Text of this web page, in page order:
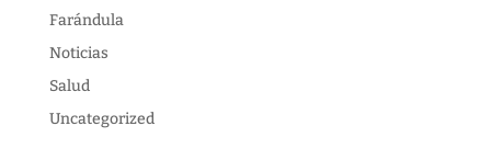
Farándula
Noticias
Salud
Uncategorized